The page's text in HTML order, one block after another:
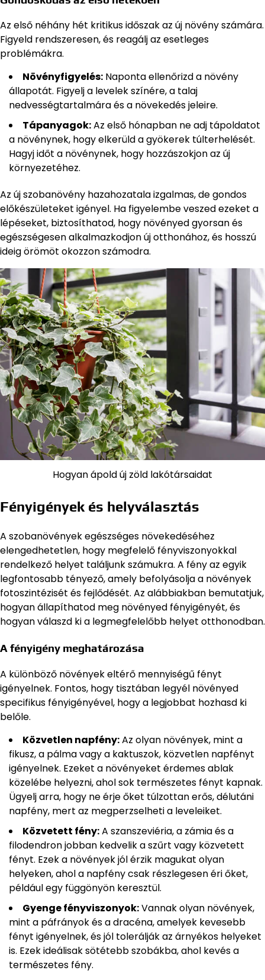
Az első néhány hét kritikus időszak az új növény számára.
Figyeld rendszeresen, és reagálj az esetleges
problémákra.
Növényfigyelés: Naponta ellenőrizd a növény
állapotát. Figyelj a levelek színére, a talaj
nedvességtartalmára és a növekedés jeleire.
Tápanyagok:Az első hónapban ne adj tápoldatot
a növénynek, hogy elkerüld a gyökerek túlterhelését.
Hagyj időt a növénynek, hogy hozzászokjon az új
környezetéhez.
Az új szobanövény hazahozatala izgalmas, de gondos
előkészületeket igényel. Ha figyelembe veszed ezeket a
lépéseket, biztosíthatod, hogy növényed gyorsan és
egészségesen alkalmazkodjon új otthonához, és hosszú
ideig örömöt okozzon számodra.
Hogyan ápold új zöld lakótársaidat
Fényigények és helyválasztás
A szobanövények egészséges növekedéséhez
elengedhetetlen, hogy megfelelő fényviszonyokkal
rendelkező helyet találjunk számukra. A fény az egyik
legfontosabb tényező, amely befolyásolja a növények
fotoszintézisét és fejlődését. Az alábbiakban bemutatjuk,
hogyan állapíthatod meg növényed fényigényét, és
hogyan válaszd ki a legmegfelelőbb helyet otthonodban.
A fényigény meghatározása
A különböző növények eltérő mennyiségű fényt
igényelnek. Fontos, hogy tisztában legyél növényed
specifikus fényigényével, hogy a legjobbat hozhasd ki
belőle.
Közvetlen napfény:Az olyan növények, mint a
fikusz, a pálma vagy a kaktuszok, közvetlen napfényt
igényelnek. Ezeket a növényeket érdemes ablak
közelébe helyezni, ahol sok természetes fényt kapnak.
Ügyelj arra, hogy ne érje őket túlzottan erős, délutáni
napfény, mert az megperzselheti a leveleiket.
Közvetett fény:A szanszeviéria, a zámia és a
filodendron jobban kedvelik a szűrt vagy közvetett
fényt. Ezek a növények jól érzik magukat olyan
helyeken, ahol a napfény csak részlegesen éri őket,
például egy függönyön keresztül.
Gyenge fényviszonyok:Vannak olyan növények,
mint a páfrányok és a dracéna, amelyek kevesebb
fényt igényelnek, és jól tolerálják az árnyékos helyeket
is. Ezek ideálisak sötétebb szobákba, ahol kevés a
természetes fény.